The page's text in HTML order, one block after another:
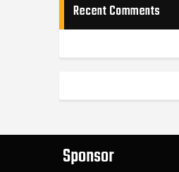
Recent Comments
Sponsor